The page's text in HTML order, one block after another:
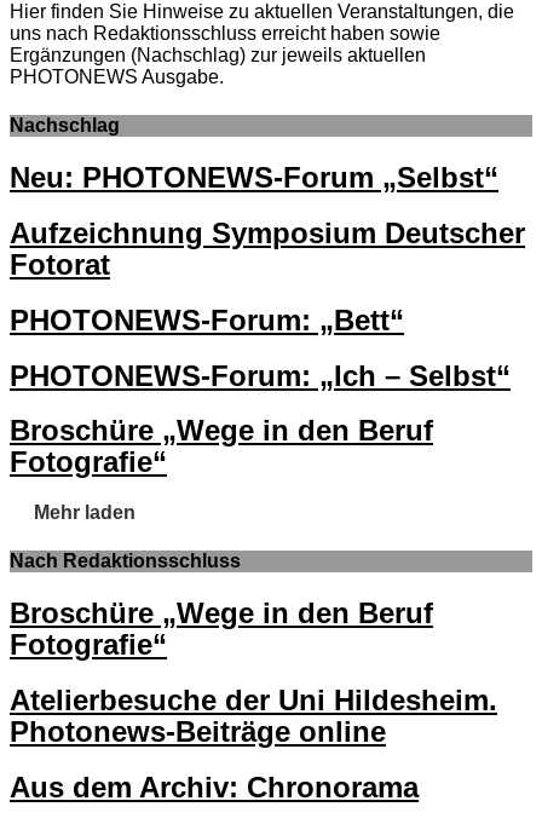
Hier finden Sie Hinweise zu aktuellen Veranstaltungen, die
uns nach Redaktionsschluss erreicht haben sowie
Ergänzungen (Nachschlag) zur jeweils aktuellen
PHOTONEWS Ausgabe.
Nachschlag
Neu: PHOTONEWS-Forum „Selbst“
Aufzeichnung Symposium Deutscher
Fotorat
PHOTONEWS-Forum: „Bett“
PHOTONEWS-Forum: „Ich – Selbst“
Broschüre „Wege in den Beruf
Fotografie“
Mehr laden
Nach Redaktionsschluss
Broschüre „Wege in den Beruf
Fotografie“
Atelierbesuche der Uni Hildesheim.
Photonews-Beiträge online
Aus dem Archiv: Chronorama